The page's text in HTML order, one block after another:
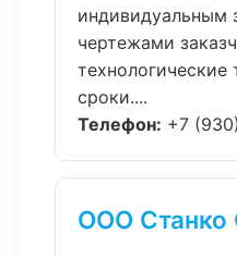
индивидуальным
чертежами
технологические
сроки....
Телефон: +7
ООО Станко